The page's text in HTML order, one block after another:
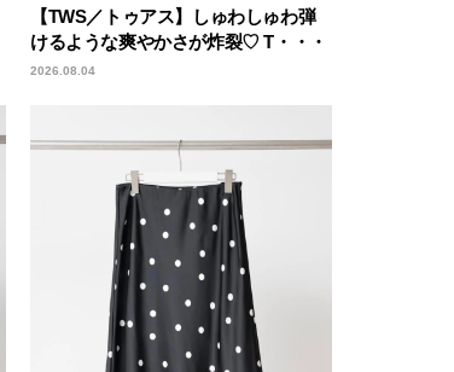
【TWS／トゥアス】しゅわしゅわ弾
けるような爽やかさが炸裂♡ T・・・
2026.08.04